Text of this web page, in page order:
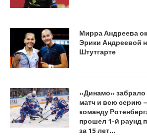
Мирра Андреева
Эрики Андреевой
Штутгарте
«Динамо»
матч и всю серию
команду
прошел 1-й раунд
за 15 лет…